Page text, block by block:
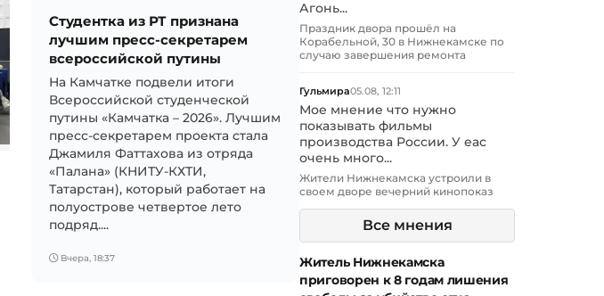
Студентка из РТ признана
лучшим пресс-секретарем
всероссийской путины
На Камчатке подвели итоги
Всероссийской студенческой
путины «Камчатка – 2026». Лучшим
пресс-секретарем проекта стала
Джамиля Фаттахова из отряда
«Палана» (КНИТУ-КХТИ,
Татарстан), который работает на
полуострове четвертое лето
подряд....
Вчера, 18:37
Агонь...
Праздник двора прошёл на
Корабельной, 30 в Нижнекамске по
случаю завершения ремонта
Гульмира05.08, 12:11
Мое мнение что нужно
показывать фильмы
производства России. У еас
очень много...
Жители Нижнекамска устроили в
своем дворе вечерний кинопоказ
Все мнения
Житель Нижнекамска
приговорен к 8 годам лишения